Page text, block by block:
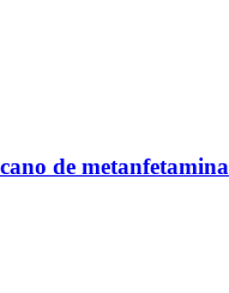
de metanfetamina